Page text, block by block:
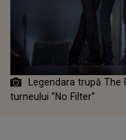
Legendara trupă
turneului ”No Filter”